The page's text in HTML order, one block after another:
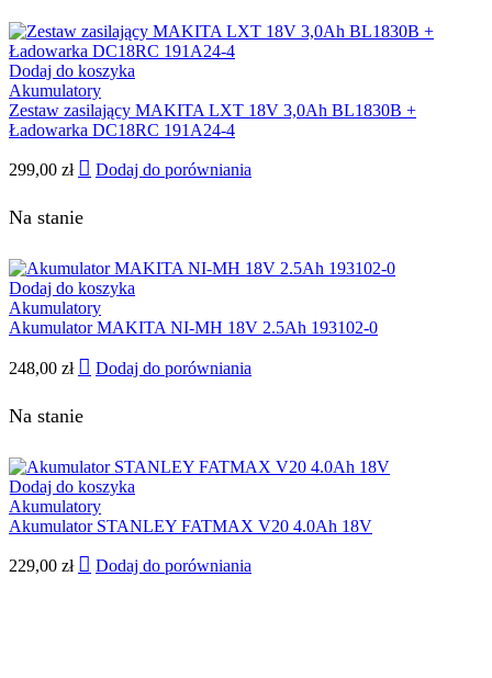
Dodaj do koszyka
Akumulatory
Zestaw zasilający MAKITA LXT 18V 3,0Ah BL1830B +
Ładowarka DC18RC 191A24-4
299,00 zł Dodaj do porówniania
Na stanie
Dodaj do koszyka
Akumulatory
Akumulator MAKITA NI-MH 18V 2.5Ah 193102-0
248,00 zł Dodaj do porówniania
Na stanie
Dodaj do koszyka
Akumulatory
Akumulator STANLEY FATMAX V20 4.0Ah 18V
229,00 zł Dodaj do porówniania